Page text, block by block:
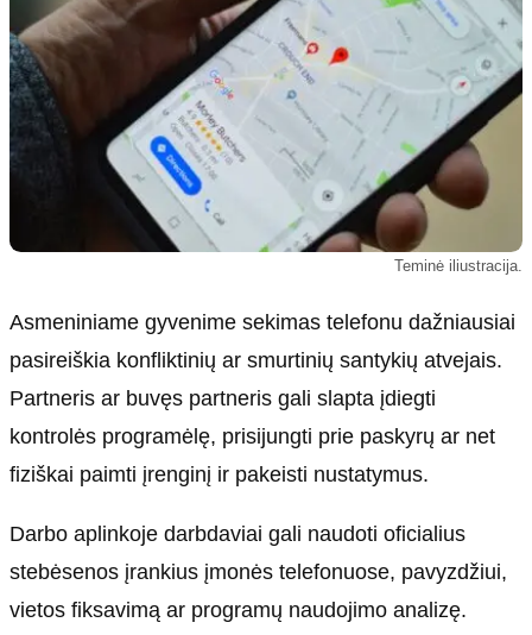
Teminė iliustracija.
Asmeniniame gyvenime sekimas telefonu dažniausiai
pasireiškia konfliktinių ar smurtinių santykių atvejais.
Partneris ar buvęs partneris gali slapta įdiegti
kontrolės programėlę, prisijungti prie paskyrų ar net
fiziškai paimti įrenginį ir pakeisti nustatymus.
Darbo aplinkoje darbdaviai gali naudoti oficialius
stebėsenos įrankius įmonės telefonuose, pavyzdžiui,
vietos fiksavimą ar programų naudojimo analizę.